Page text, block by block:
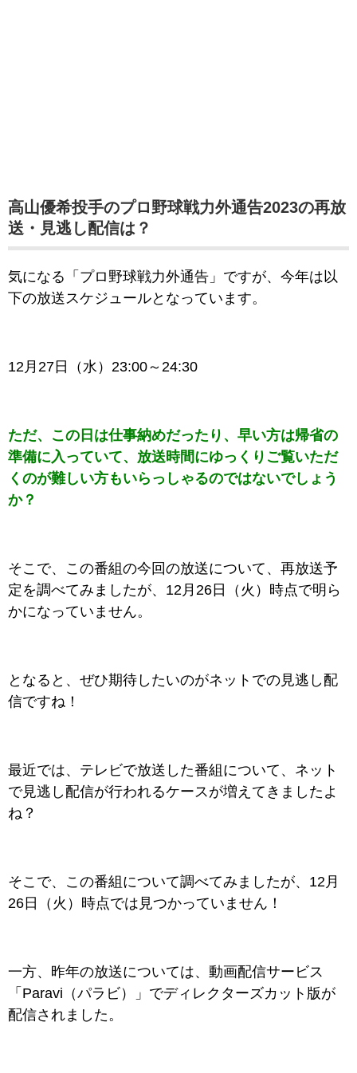
高山優希投手のプロ野球戦力外通告2023の再放
送・見逃し配信は？
気になる「プロ野球戦力外通告」ですが、今年は以
下の放送スケジュールとなっています。
12月27日（水）23:00～24:30
ただ、この日は仕事納めだったり、早い方は帰省の
準備に入っていて、放送時間にゆっくりご覧いただ
くのが難しい方もいらっしゃるのではないでしょう
か？
そこで、この番組の今回の放送について、再放送予
定を調べてみましたが、12月26日（火）時点で明ら
かになっていません。
となると、ぜひ期待したいのがネットでの見逃し配
信ですね！
最近では、テレビで放送した番組について、ネット
で見逃し配信が行われるケースが増えてきましたよ
ね？
そこで、この番組について調べてみましたが、12月
26日（火）時点では見つかっていません！
一方、昨年の放送については、動画配信サービス
「Paravi（パラビ）」でディレクターズカット版が
配信されました。